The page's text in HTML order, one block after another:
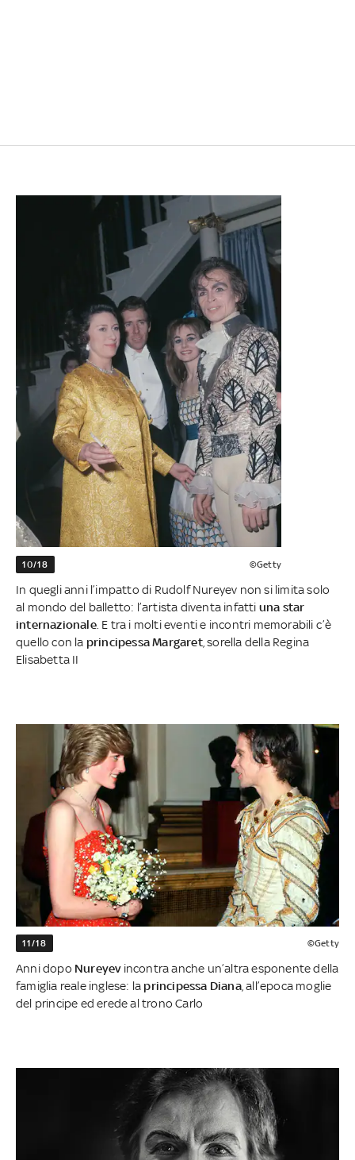
10/18 ©Getty
In quegli anni l’impatto di Rudolf Nureyev non si limita solo
al mondo del balletto: l’artista diventa infatti una star
internazionale. E tra i molti eventi e incontri memorabili c’è
quello con la principessa Margaret, sorella della Regina
Elisabetta II
11/18 ©Getty
Anni dopo Nureyevincontra anche un’altra esponente della
famiglia reale inglese: la principessa Diana, all’epoca moglie
del principe ed erede al trono Carlo